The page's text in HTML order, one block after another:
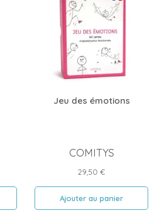
Jeu des émotions
COMITYS
Prix
29,50 €
Ajouter au panier